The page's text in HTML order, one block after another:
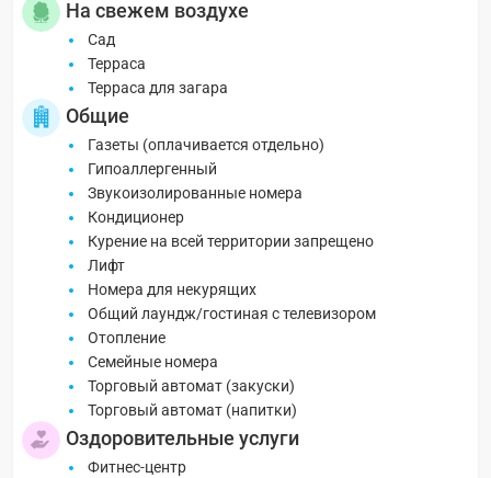
На свежем воздухе
Сад
Терраса
Терраса для загара
Общие
Газеты (оплачивается отдельно)
Гипоаллергенный
Звукоизолированные номера
Кондиционер
Курение на всей территории запрещено
Лифт
Номера для некурящих
Общий лаундж/гостиная с телевизором
Отопление
Семейные номера
Торговый автомат (закуски)
Торговый автомат (напитки)
Оздоровительные услуги
Фитнес-центр